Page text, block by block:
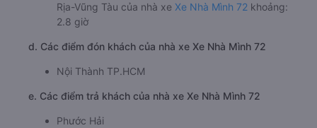
Rịa-Vũng Tàu của nhà xe Xe Nhà Mình 72 khoảng:
2.8 giờ
d. Các điểm đón khách của nhà xe Xe Nhà Mình 72
Nội Thành TP.HCM
e. Các điểm trả khách của nhà xe Xe Nhà Mình 72
Phước Hải